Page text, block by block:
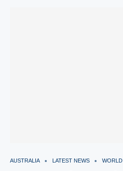
AUSTRALIA LATEST NEWS WORLD